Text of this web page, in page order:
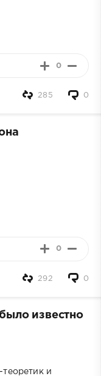
0
0
285
0
0
292
известно
и